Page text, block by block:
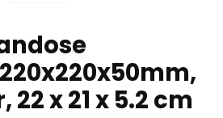
x 21 x 5.2 cm